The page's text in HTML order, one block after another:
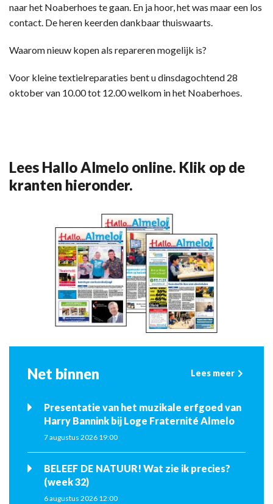
naar het Noaberhoes te gaan. En ja hoor, het was maar een los
contact. De heren keerden dankbaar thuiswaarts.
Waarom nieuw kopen als repareren mogelijk is?
Voor kleine textielreparaties bent u dinsdagochtend 28
oktober van 10.00 tot 12.00 welkom in het Noaberhoes.
Lees Hallo Almelo online. Klik op de
kranten hieronder.
Net binnen Lees meer
Presentatie van het muzikale erfgoed van
Harry Bannink bij Loge Fraternité Almelo
7 augustus 2026 19:00
BELEEF DE NATUUR! Wat zie ik precies?
(week 32)
6 augustus 2026 12:00